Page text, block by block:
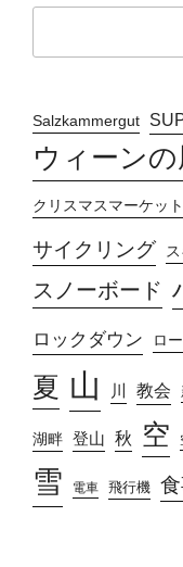
Salzkammergut
ウィーン
クリスマスマーケット
サイクリング
スノーボード
ロックダウン ロ
夏 山 川 教会
湖畔 登山 秋 空
雪 電車 飛行機